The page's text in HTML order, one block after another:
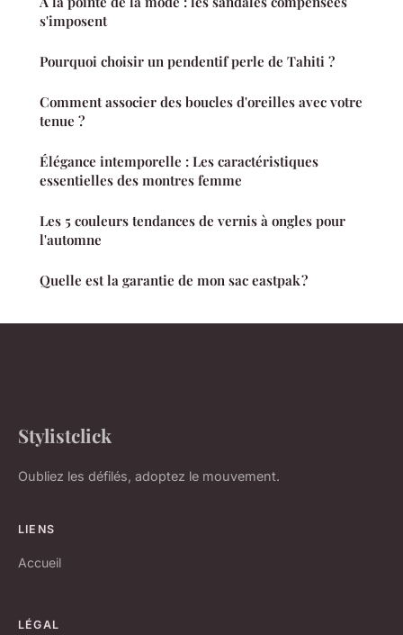
s'imposent
Pourquoi choisir un pendentif perle de Tahiti ?
Comment associer des boucles d'oreilles avec votre
tenue ?
Élégance intemporelle : Les caractéristiques
essentielles des montres femme
Les 5 couleurs tendances de vernis à ongles pour
l'automne
Quelle est la garantie de mon sac eastpak ?
Stylistclick
Oubliez les défilés, adoptez le mouvement.
LIENS
Accueil
LÉGAL